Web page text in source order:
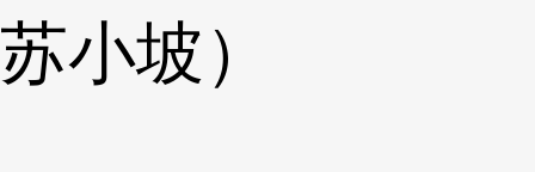
苏小坡）